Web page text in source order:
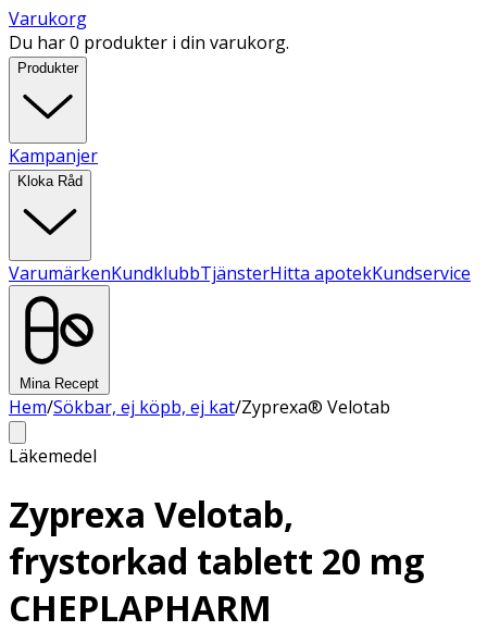
Varukorg
Du har 0 produkter i din varukorg.
Produkter
Kampanjer
Kloka Råd
VarumärkenKundklubbTjänsterHitta apotekKundservice
Mina Recept
Hem/Sökbar, ej köpb, ej kat/Zyprexa® Velotab
Läkemedel
Zyprexa Velotab,
frystorkad tablett 20 mg
CHEPLAPHARM